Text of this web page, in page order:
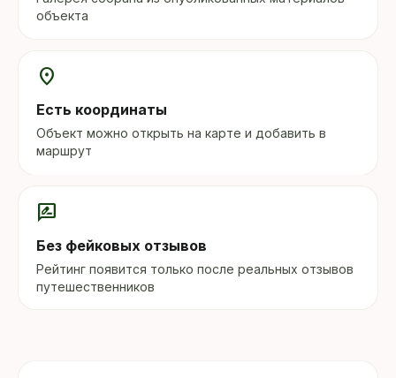
объекта
location_on
Есть координаты
Объект можно открыть на карте и добавить в
маршрут
rate_review
Без фейковых отзывов
Рейтинг появится только после реальных отзывов
путешественников